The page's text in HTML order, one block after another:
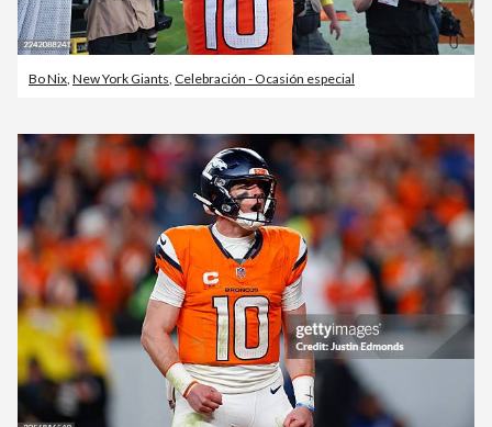
Bo Nix, New York Giants, Celebración - Ocasión especial